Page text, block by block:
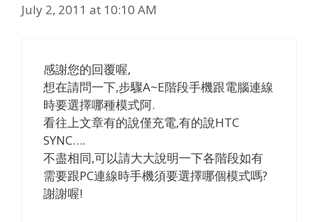
July 2, 2011 at 10:10 AM
感謝您的回覆喔,
想在請問一下,步驟A~E階段手機跟電腦連線
時要選擇哪種模式阿.
看往上文章有的說僅充電,有的說HTC
SYNC….
不盡相同,可以請大大說明一下各階段如有
需要跟PC連線時手機須要選擇哪個模式嗎?
謝謝喔!